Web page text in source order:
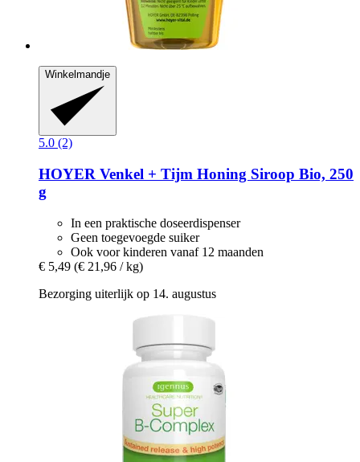
Winkelmandje
5.0 (2)
HOYER Venkel + Tijm Honing Siroop Bio, 250
g
In een praktische doseerdispenser
Geen toegevoegde suiker
Ook voor kinderen vanaf 12 maanden
€ 5,49 (€ 21,96 / kg)
Bezorging uiterlijk op 14. augustus